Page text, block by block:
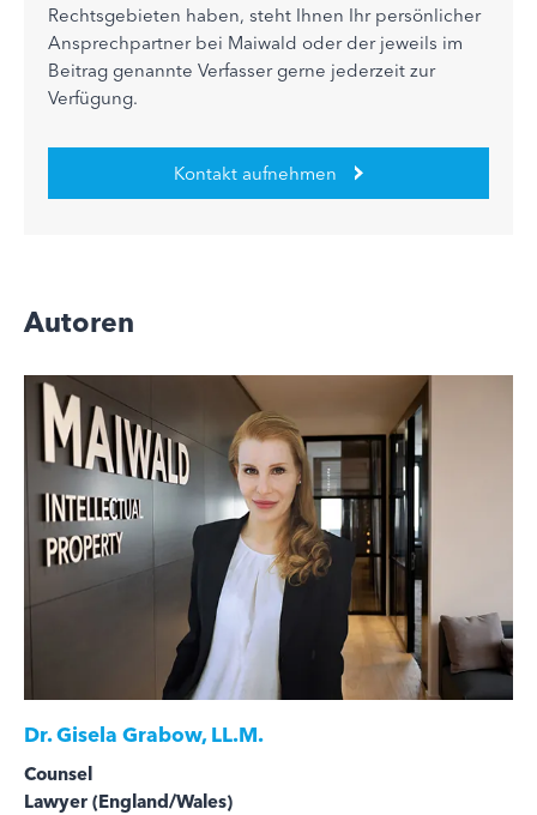
Rechtsgebieten haben, steht Ihnen Ihr persönlicher
Ansprechpartner bei Maiwald oder der jeweils im
Beitrag genannte Verfasser gerne jederzeit zur
Verfügung.
Kontakt aufnehmen
Autoren
Dr.Gisela Grabow, LL.M.
Counsel
Lawyer (England/Wales)